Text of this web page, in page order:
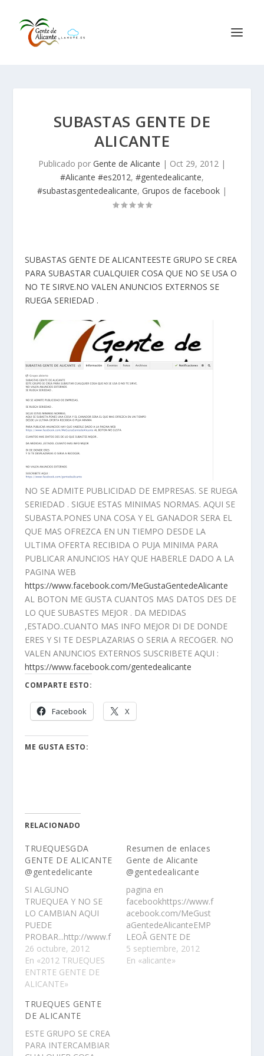
SUBASTAS GENTE DE
ALICANTE
Publicado por Gente de Alicante | Oct 29, 2012 |
#Alicante #es2012, #gentedealicante,
#subastasgentedealicante, Grupos de facebook |
SUBASTAS GENTE DE ALICANTEESTE GRUPO SE CREA
PARA SUBASTAR CUALQUIER COSA QUE NO SE USA O
NO TE SIRVE.NO VALEN ANUNCIOS EXTERNOS SE
RUEGA SERIEDAD .
NO SE ADMITE PUBLICIDAD DE EMPRESAS. SE RUEGA
SERIEDAD . SIGUE ESTAS MINIMAS NORMAS. AQUI SE
SUBASTA.PONES UNA COSA Y EL GANADOR SERA EL
QUE MAS OFREZCA EN UN TIEMPO DESDE LA
ULTIMA OFERTA RECIBIDA O PUJA MINIMA PARA
PUBLICAR ANUNCIOS HAY QUE HABERLE DADO A LA
PAGINA WEB
https://www.facebook.com/MeGustaGentedeAlicante
AL BOTON ME GUSTA CUANTOS MAS DATOS DES DE
LO QUE SUBASTES MEJOR . DA MEDIDAS
,ESTADO..CUANTO MAS INFO MEJOR DI DE DONDE
ERES Y SI TE DESPLAZARIAS O SERIA A RECOGER. NO
VALEN ANUNCIOS EXTERNOS SUSCRIBETE AQUI :
https://www.facebook.com/gentedealicante
COMPARTE ESTO:
Facebook X
ME GUSTA ESTO:
RELACIONADO
TRUEQUESGDA
GENTE DE ALICANTE
@gentedelicante
SI ALGUNO
TRUEQUEA Y NO SE
LO CAMBIAN AQUI
PUEDE
PROBAR...http://www.f
acebook.com/groups/
TRUEQUESGDA/ESTE
GRUPO SE CREA PARA
INTERCAMBIAR
QUE NO SE USA O NO
TE SIRVE.SE RUEGA
SERIEDAD .Â SIGUE
ESTAS MINIMAS
26 octubre, 2012
En «2012 TRUEQUES
ENTRTE GENTE DE
ALICANTE»
Resumen de enlaces
Gente de Alicante
@gentedealicante
pagina en
facebookhttps://www.f
acebook.com/MeGust
aGentedeAlicanteEMP
LEOÂ GENTE DE
ALICANTEÂ https://ww
w.facebook.com/Empl
5 septiembre, 2012
En «alicante»
TRUEQUES GENTE
DE ALICANTE
ESTE GRUPO SE CREA
PARA INTERCAMBIAR